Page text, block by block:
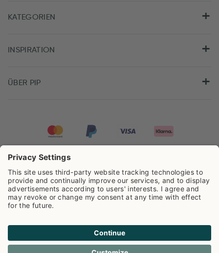
KATEGORIEN
INSPIRATION
ÜBER PIP
auf der Grundlage von8.951Rezensionen ausgezeichnet.